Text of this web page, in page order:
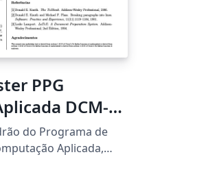
PPG
DCM-
do Programa de
Aplicada,
e Matemática